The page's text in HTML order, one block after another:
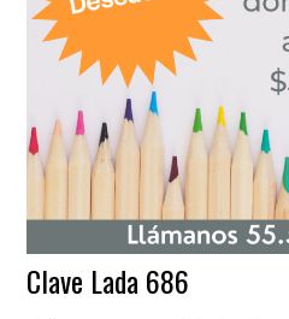
Clave Lada 686